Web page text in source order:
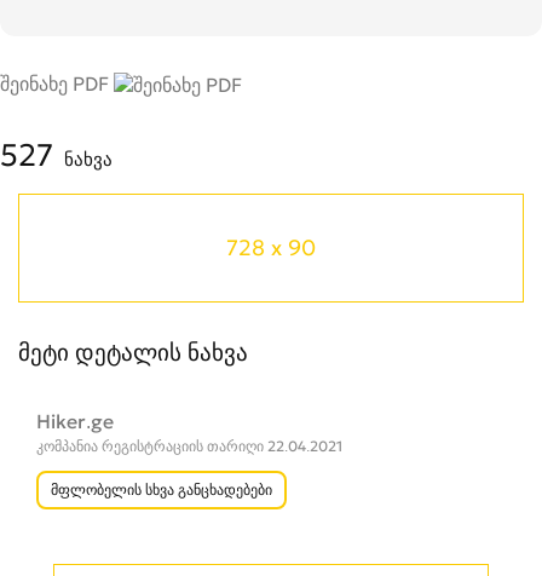
შეინახე PDF
527 ნახვა
728 x 90
მეტი დეტალის ნახვა
Hiker.ge
კომპანია რეგისტრაციის თარიღი 22.04.2021
მფლობელის სხვა განცხადებები